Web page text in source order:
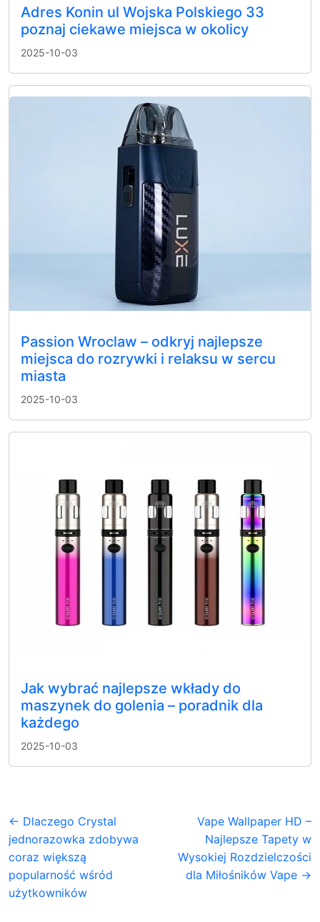
Adres Konin ul Wojska Polskiego 33
poznaj ciekawe miejsca w okolicy
2025-10-03
Passion Wroclaw – odkryj najlepsze
miejsca do rozrywki i relaksu w sercu
miasta
2025-10-03
Jak wybrać najlepsze wkłady do
maszynek do golenia – poradnik dla
każdego
2025-10-03
← Dlaczego Crystal
jednorazowka zdobywa
coraz większą
popularność wśród
użytkowników
Vape Wallpaper HD –
Najlepsze Tapety w
Wysokiej Rozdzielczości
dla Miłośników Vape →